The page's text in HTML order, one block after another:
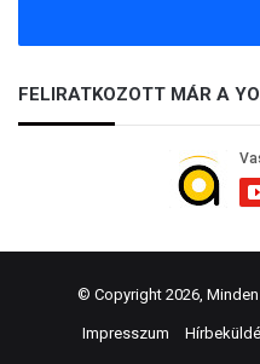
FELIRATKOZOTT MÁR A
© Copyright 2026,
Impresszum